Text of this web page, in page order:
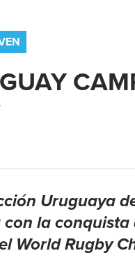
Uruguaya
con la
World Rugby